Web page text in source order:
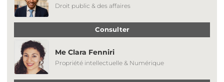
Droit public & des affaires
Consulter
Me Clara Fenniri
Propriété intellectuelle & Numérique